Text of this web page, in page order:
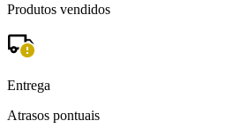
Produtos vendidos
Entrega
Atrasos pontuais